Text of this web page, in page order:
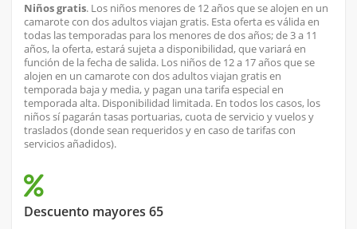
Niños gratis. Los niños menores de 12 años que se alojen en un
camarote con dos adultos viajan gratis. Esta oferta es válida en
todas las temporadas para los menores de dos años; de 3 a 11
años, la oferta, estará sujeta a disponibilidad, que variará en
función de la fecha de salida. Los niños de 12 a 17 años que se
alojen en un camarote con dos adultos viajan gratis en
temporada baja y media, y pagan una tarifa especial en
temporada alta. Disponibilidad limitada. En todos los casos, los
niños sí pagarán tasas portuarias, cuota de servicio y vuelos y
traslados (donde sean requeridos y en caso de tarifas con
servicios añadidos).
Descuento mayores 65